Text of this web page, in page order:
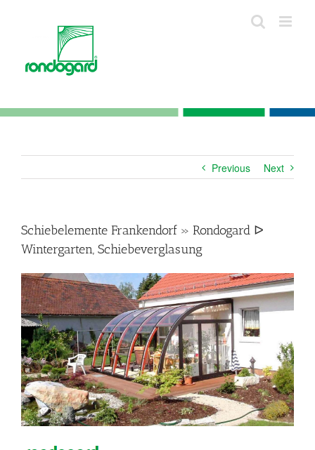
Previous Next
Schiebelemente Frankendorf » Rondogard ᐅ
Wintergarten, Schiebeverglasung